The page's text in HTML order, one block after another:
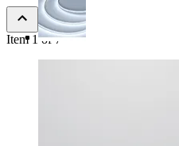
Item 1 of 7